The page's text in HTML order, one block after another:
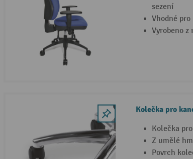
sezení
Vhodné
Vyrobeno z
Kolečka pro
Kolečka
Z umělé
Povrch